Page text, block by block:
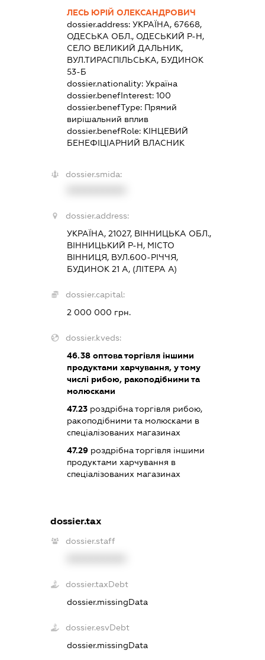
ЛЕСЬ ЮРІЙ ОЛЕКСАНДРОВИЧ
dossier.address:УКРАЇНА, 67668,
ОДЕСЬКА ОБЛ., ОДЕСЬКИЙ Р-Н,
СЕЛО ВЕЛИКИЙ ДАЛЬНИК,
ВУЛ.ТИРАСПІЛЬСЬКА, БУДИНОК
53-Б
dossier.nationality:Україна
dossier.benefInterest:100
dossier.benefType: Прямий
вирішальний вплив
dossier.benefRole: КІНЦЕВИЙ
БЕНЕФІЦІАРНИЙ ВЛАСНИК
dossier.smida:
dossier.address:
УКРАЇНА, 21027, ВІННИЦЬКА ОБЛ.,
ВІННИЦЬКИЙ Р-Н, МІСТО
ВІННИЦЯ, ВУЛ.600-РІЧЧЯ,
БУДИНОК 21 А, (ЛІТЕРА А)
dossier.capital:
2 000 000 грн.
dossier.kveds:
46.38 оптова торгівля іншими
продуктами харчування, у тому
числі рибою, ракоподібними та
молюсками
47.23 роздрібна торгівля рибою,
ракоподібними та молюсками в
спеціалізованих магазинах
47.29 роздрібна торгівля іншими
продуктами харчування в
спеціалізованих магазинах
dossier.tax
dossier.staff
dossier.taxDebt
dossier.missingData
dossier.esvDebt
dossier.missingData